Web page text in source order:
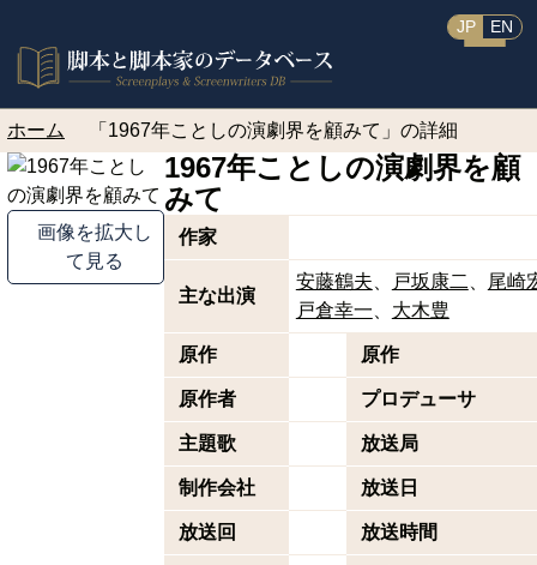
JP EN
ホーム 「1967年ことしの演劇界を顧みて」の詳細
画像を拡大し
て見る
1967年ことしの演劇界を顧
みて
作家
主な出演
安藤鶴夫 戸坂康二
尾崎
戸倉幸一
大木豊
原作 原作
原作者 プロデューサ
主題歌 放送局
制作会社 放送日
放送回 放送時間